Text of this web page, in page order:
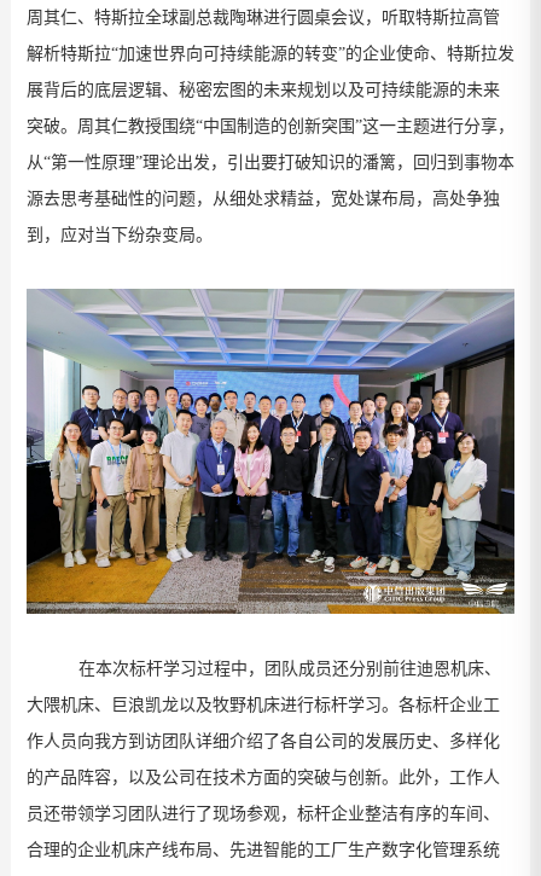
周其仁、特斯拉全球副总裁陶琳进行圆桌会议，听取特斯拉高管
解析特斯拉“加速世界向可持续能源的转变”的企业使命、特斯拉发
展背后的底层逻辑、秘密宏图的未来规划以及可持续能源的未来
突破。周其仁教授围绕“中国制造的创新突围”这一主题进行分享，
从“第一性原理”理论出发，引出要打破知识的潘篱，回归到事物本
源去思考基础性的问题，从细处求精益，宽处谋布局，高处争独
到，应对当下纷杂变局。
在本次标杆学习过程中，团队成员还分别前往迪恩机床、
大隈机床、巨浪凯龙以及牧野机床进行标杆学习。各标杆企业工
作人员向我方到访团队详细介绍了各自公司的发展历史、多样化
的产品阵容，以及公司在技术方面的突破与创新。此外，工作人
员还带领学习团队进行了现场参观，标杆企业整洁有序的车间、
合理的企业机床产线布局、先进智能的工厂生产数字化管理系统